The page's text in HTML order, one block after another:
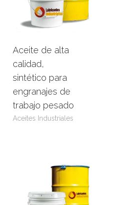
Aceite de alta
calidad,
sintético para
engranajes de
trabajo pesado
Aceites Industriales